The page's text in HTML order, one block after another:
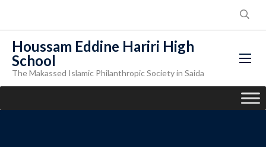
Houssam Eddine Hariri High
School
The Makassed Islamic Philanthropic Society in Saida